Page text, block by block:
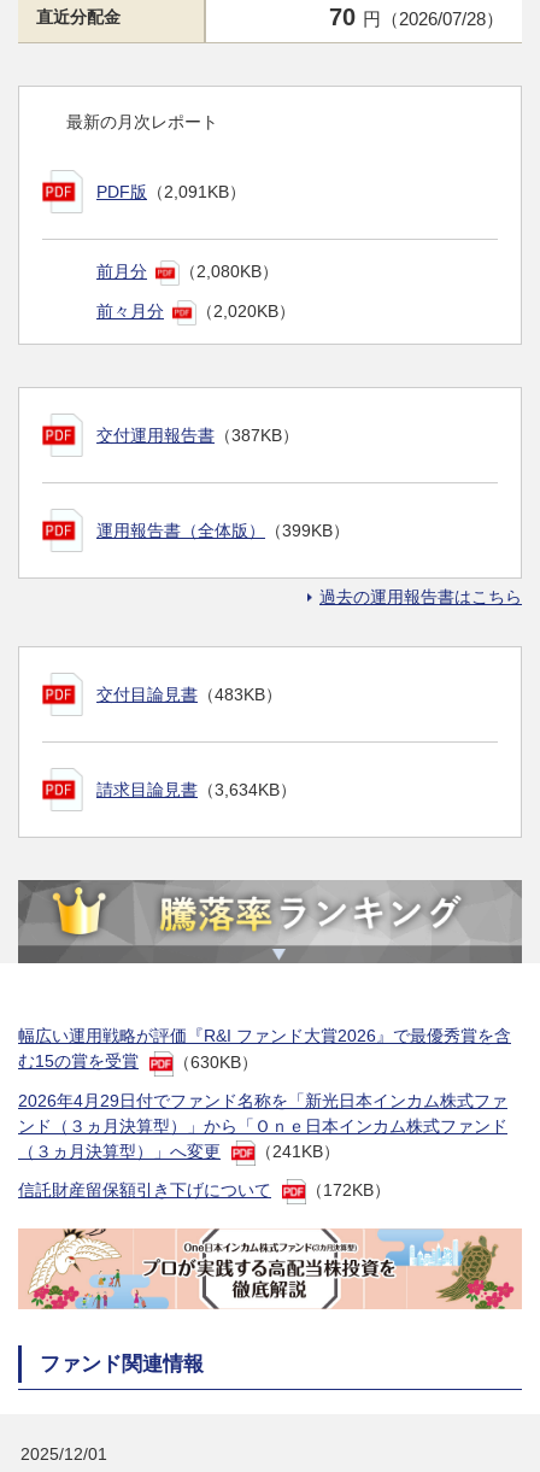
直近分配金 70 円（2026/07/28）
最新の月次レポート
PDF版 （2,091KB）
前月分 （2,080KB）
前々月分 （2,020KB）
交付運用報告書 （387KB）
運用報告書（全体版） （399KB）
過去の運用報告書はこちら
交付目論見書 （483KB）
請求目論見書 （3,634KB）
幅広い運用戦略が評価『R&I ファンド大賞2026』で最優秀賞を含
む15の賞を受賞
（630KB）
2026年4月29日付でファンド名称を「新光日本インカム株式ファ
ンド（３ヵ月決算型）」から「Ｏｎｅ日本インカム株式ファンド
（３ヵ月決算型）」へ変更
（241KB）
信託財産留保額引き下げについて
（172KB）
ファンド関連情報
2025/12/01